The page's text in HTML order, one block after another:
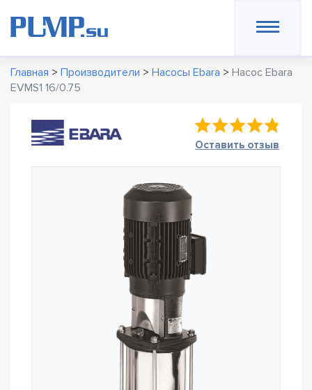
Главная > Производители > Насосы Ebara > Насос Ebara
EVMS1 16/0.75
Оставить отзыв